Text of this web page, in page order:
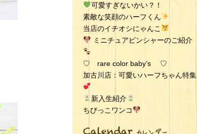
可愛すぎないかい？！
素敵な笑顔のハーフくん
当店のイチオシにゃんこ
ミニチュアピンシャーのご紹介
♡ rare color baby’s ♡
加古川店：可愛いハーフちゃん特集
新入生紹介
ちびっこワンコ